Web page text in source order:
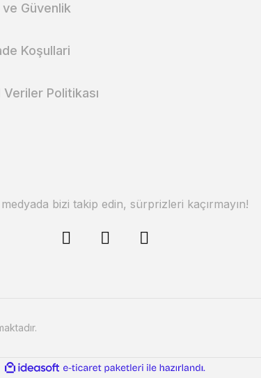
ve Güvenlik
Koşullari
Veriler Politikası
bizi takip edin, sürprizleri kaçırmayın!
ideasoft
e-